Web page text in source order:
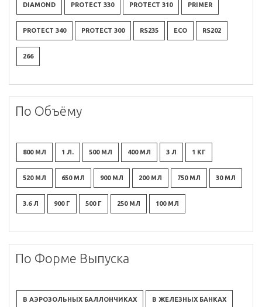
DIAMOND PROTECT 330 PROTECT 310 PRIMER
PROTECT 340 PROTECT 300 RS235 ECO RS202
266
По Объёму
800 МЛ 1 Л. 500 МЛ 400 МЛ 3 Л 1 КГ
520 МЛ 650 МЛ 900 МЛ 200 МЛ 750 МЛ 30 МЛ
3.6 Л 900 Г 500 Г 250 МЛ 100 МЛ
По Форме Выпуска
В АЭРОЗОЛЬНЫХ БАЛЛОНЧИКАХ В ЖЕЛЕЗНЫХ БАНКАХ